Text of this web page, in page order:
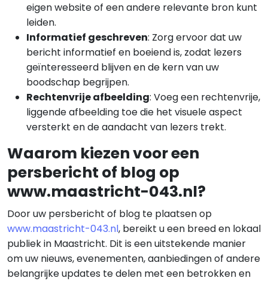
eigen website of een andere relevante bron kunt
leiden.
Informatief geschreven: Zorg ervoor dat uw
bericht informatief en boeiend is, zodat lezers
geïnteresseerd blijven en de kern van uw
boodschap begrijpen.
Rechtenvrije afbeelding: Voeg een rechtenvrije,
liggende afbeelding toe die het visuele aspect
versterkt en de aandacht van lezers trekt.
Waarom kiezen voor een
persbericht of blog op
www.maastricht-043.nl?
Door uw persbericht of blog te plaatsen op
www.maastricht-043.nl, bereikt u een breed en lokaal
publiek in Maastricht. Dit is een uitstekende manier
om uw nieuws, evenementen, aanbiedingen of andere
belangrijke updates te delen met een betrokken en